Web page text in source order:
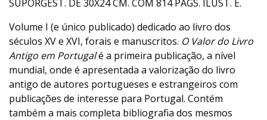
SUPORGEST. DE 30X24 CM. COM 814 PÁGS. ILUST. E.
Volume I (e único publicado) dedicado ao livro dos
séculos XV e XVI, forais e manuscritos. O Valor do Livro
Antigo em Portugalé a primeira publicação, a nível
mundial, onde é apresentada a valorização do livro
antigo de autores portugueses e estrangeiros com
publicações de interesse para Portugal. Contém
também a mais completa bibliografia dos mesmos